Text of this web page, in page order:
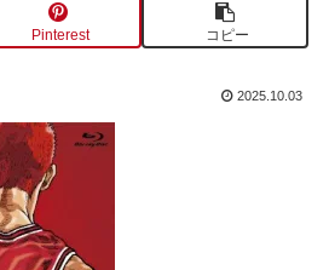
Pinterest コピー
2025.10.03